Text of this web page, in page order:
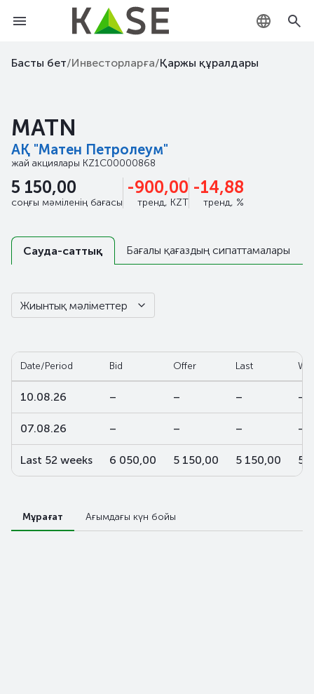
KZ
Басты бет/Инвесторларға/Қаржы құралдары
MATN
АҚ "Матен Петролеум"
жай акциялары KZ1C00000868
5 150,00
соңғы мәміленің бағасы
-900,00
тренд, KZT
-14,88
тренд, %
Сауда-саттық Бағалы қағаздың сипаттамалары
Жиынтық мәліметтер
Date/Period Bid Offer Last W-
10.08.26 – – – –
07.08.26 – – – –
Last 52 weeks 6 050,00 5 150,00 5 150,00 5
Мұрағат Ағымдағы күн бойы